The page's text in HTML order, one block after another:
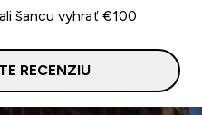
šancu vyhrať €100
RECENZIU